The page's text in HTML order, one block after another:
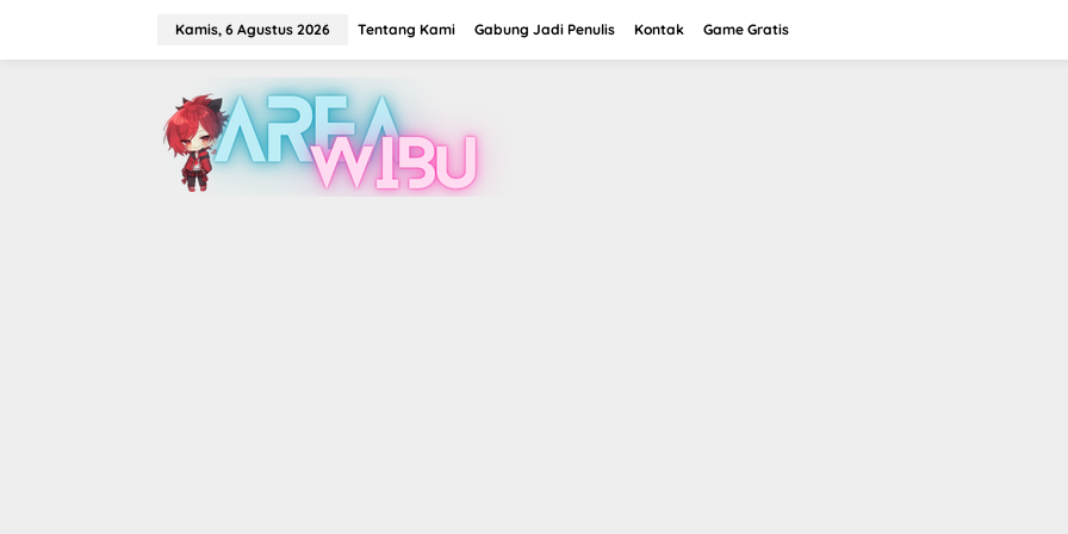
Kamis, 6 Agustus 2026 Tentang Kami Gabung Jadi Penulis Kontak Game Gratis